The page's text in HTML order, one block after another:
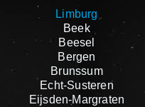
Limburg
Beek
Beesel
Bergen
Brunssum
Echt-Susteren
Eijsden-Margraten